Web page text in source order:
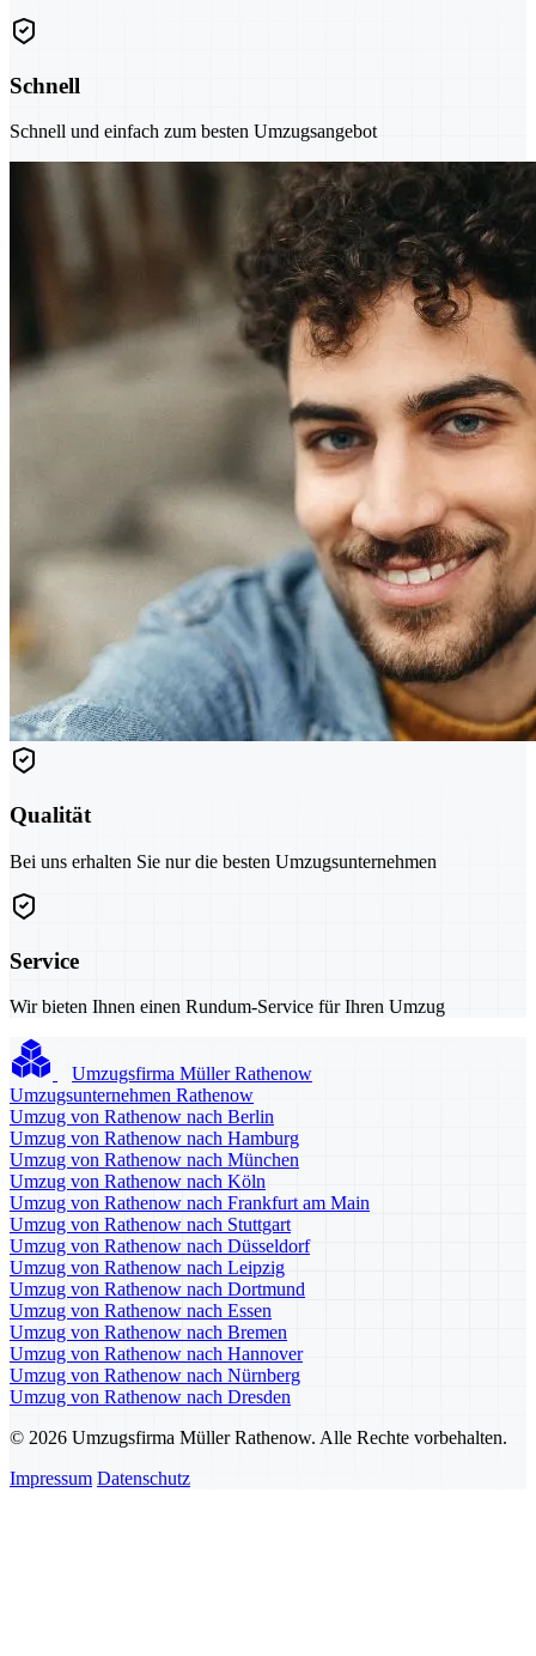
Schnell
Schnell und einfach zum besten Umzugsangebot
Qualität
Bei uns erhalten Sie nur die besten Umzugsunternehmen
Service
Wir bieten Ihnen einen Rundum-Service für Ihren Umzug
Umzugsfirma Müller Rathenow
Umzugsunternehmen Rathenow
Umzug von Rathenow nach Berlin
Umzug von Rathenow nach Hamburg
Umzug von Rathenow nach München
Umzug von Rathenow nach Köln
Umzug von Rathenow nach Frankfurt am Main
Umzug von Rathenow nach Stuttgart
Umzug von Rathenow nach Düsseldorf
Umzug von Rathenow nach Leipzig
Umzug von Rathenow nach Dortmund
Umzug von Rathenow nach Essen
Umzug von Rathenow nach Bremen
Umzug von Rathenow nach Hannover
Umzug von Rathenow nach Nürnberg
Umzug von Rathenow nach Dresden
© 2026 Umzugsfirma Müller Rathenow. Alle Rechte vorbehalten.
Impressum Datenschutz